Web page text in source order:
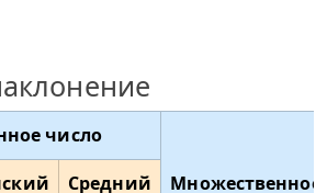
число
Множественное
Средний